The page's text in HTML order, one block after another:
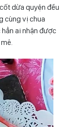
dừa quyện đều
cùng vị chua
ai nhận được